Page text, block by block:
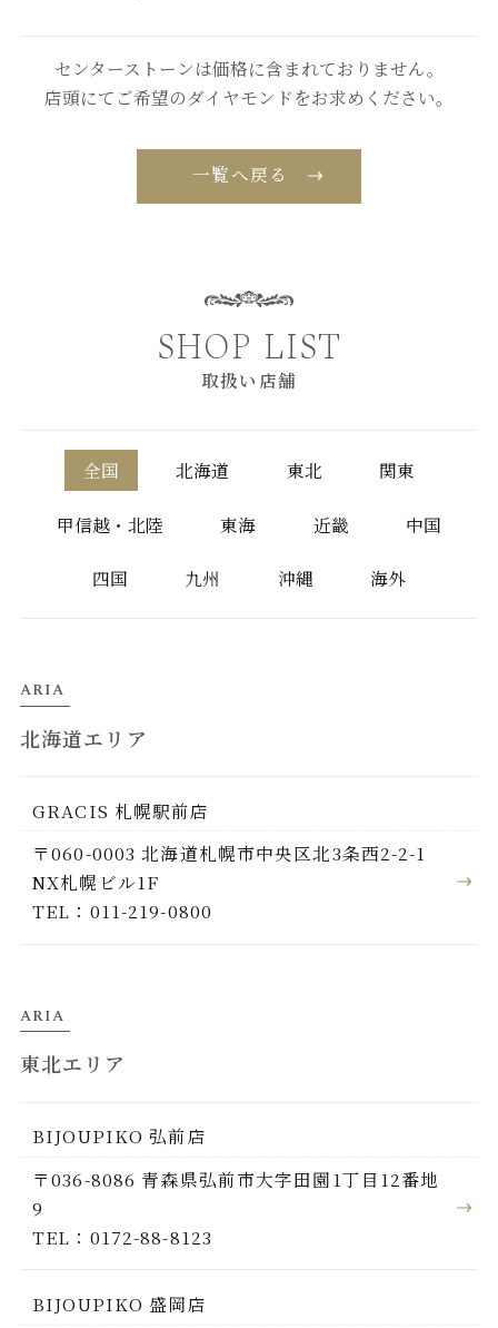
センターストーンは価格に含まれておりません。
店頭にてご希望のダイヤモンドをお求めください。
一覧へ戻る
SHOP LIST
取扱い店舗
全国 北海道 東北 関東
甲信越・北陸 東海 近畿 中国
四国 九州 沖縄 海外
ARIA
北海道エリア
GRACIS 札幌駅前店
〒060-0003 北海道札幌市中央区北3条西2-2-1
NX札幌ビル1F
TEL：011-219-0800
ARIA
東北エリア
BIJOUPIKO 弘前店
〒036-8086 青森県弘前市大字田園1丁目12番地
9
TEL：0172-88-8123
BIJOUPIKO 盛岡店